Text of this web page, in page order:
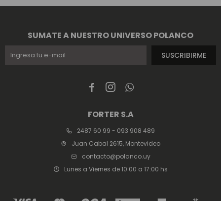
  
FORTER S.A
2487 60 99 - 093 908 489
Juan Cabal 2615, Montevideo
contacto@polanco.uy
Lunes a Viernes de 10:00 a 17:00 hs
SUMATE A NUESTRO UNIVERSO POLANCO
SUSCRIBIRME